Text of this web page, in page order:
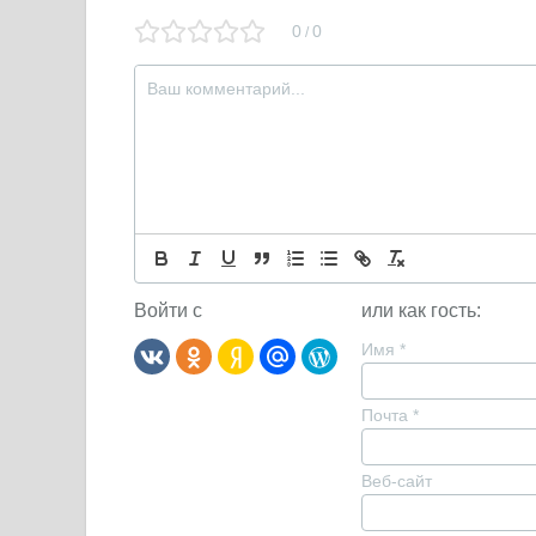
0 / 0
Войти с или как гость:
Имя *
Почта *
Веб-сайт